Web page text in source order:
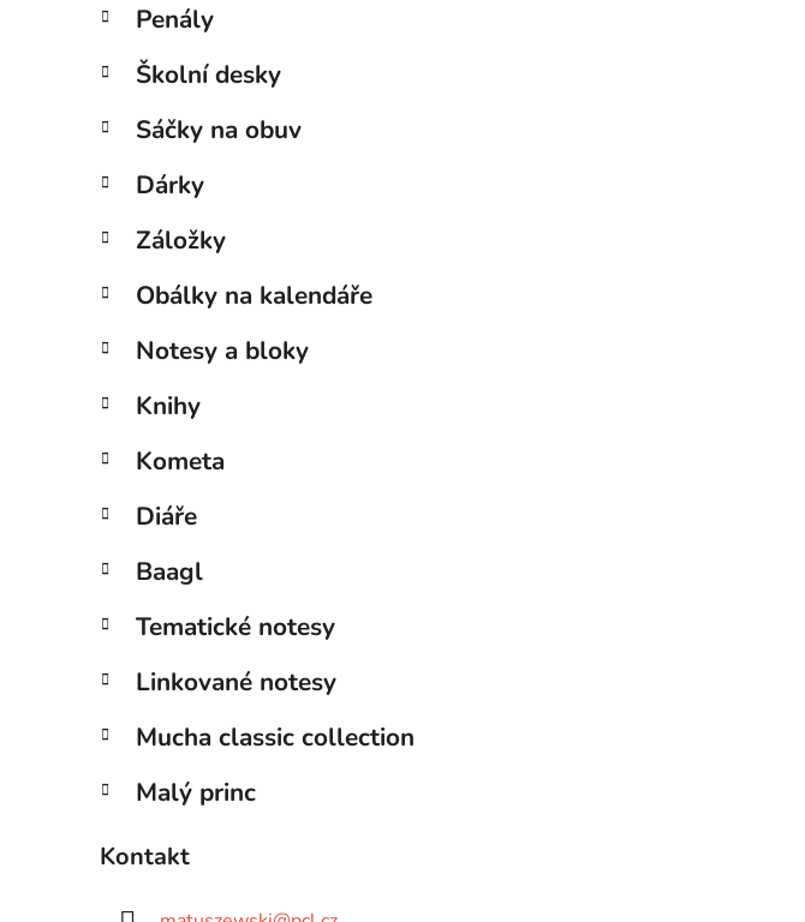
Penály
Školní desky
Sáčky na obuv
Dárky
Záložky
Obálky na kalendáře
Notesy a bloky
Knihy
Kometa
Diáře
Baagl
Tematické notesy
Linkované notesy
Mucha classic collection
Malý princ
Kontakt